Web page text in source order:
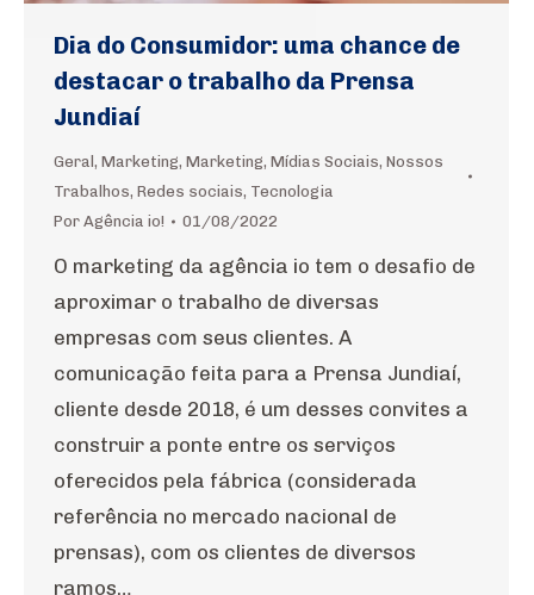
Dia do Consumidor: uma chance de
destacar o trabalho da Prensa
Jundiaí
Geral , Marketing, Marketing, Mídias Sociais, Nossos
Trabalhos, Redes sociais, Tecnologia
Por Agência io! 01/08/2022
O marketing da agência io tem o desafio de
aproximar o trabalho de diversas
empresas com seus clientes. A
comunicação feita para a Prensa Jundiaí,
cliente desde 2018, é um desses convites a
construir a ponte entre os serviços
oferecidos pela fábrica (considerada
referência no mercado nacional de
prensas), com os clientes de diversos
ramos…